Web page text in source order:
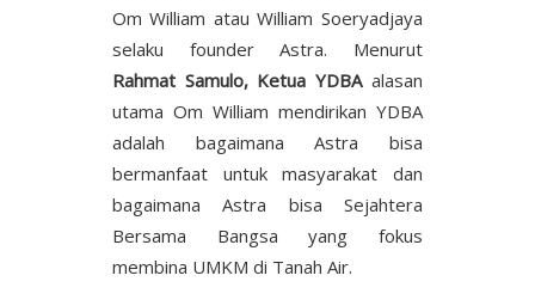
Om William atau William Soeryadjaya
selaku founder Astra. Menurut
Rahmat Samulo, Ketua YDBAalasan
utama Om William mendirikan YDBA
adalah bagaimana Astra bisa
bermanfaat untuk masyarakat dan
bagaimana Astra bisa Sejahtera
Bersama Bangsa yang fokus
membina UMKM di Tanah Air.